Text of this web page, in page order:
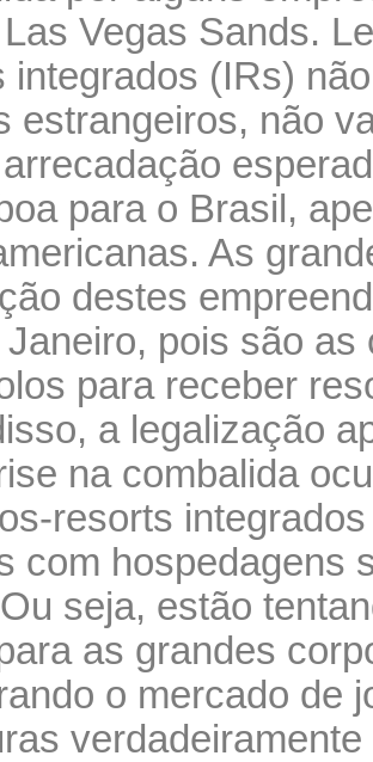
Vegas Sands.
integrados (IRs)
estrangeiros, não
para o Brasil,
As
destes
Janeiro, pois são
para receber
a legalização
na combalida
resorts
com hospedagens
seja, estão
as grandes
o mercado de